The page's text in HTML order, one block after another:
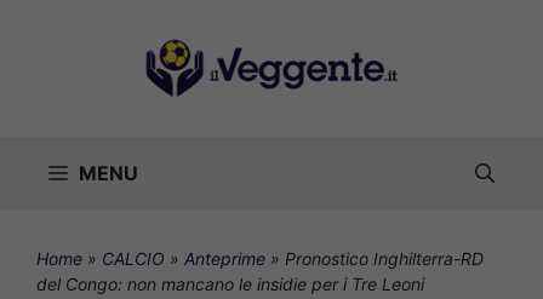
MENU
Home » CALCIO » Anteprime » Pronostico Inghilterra-RD
del Congo: non mancano le insidie per i Tre Leoni